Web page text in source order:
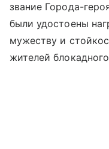
звание Города-
были удостоены
мужеству и
жителей